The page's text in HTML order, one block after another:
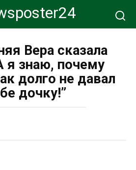
Вера сказала
я знаю, почему
долго не давал
дочку!”